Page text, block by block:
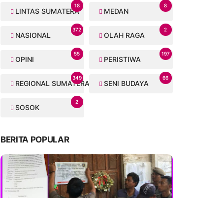
LINTAS SUMATERA
18
MEDAN
8
NASIONAL
372
OLAH RAGA
2
OPINI
55
PERISTIWA
197
REGIONAL SUMATERA
349
SENI BUDAYA
66
SOSOK
2
BERITA POPULAR